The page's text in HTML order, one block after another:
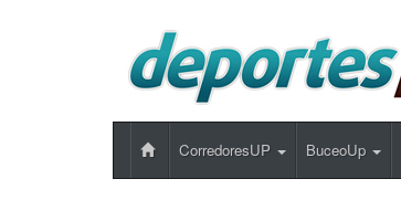
CorredoresUP BuceoUp